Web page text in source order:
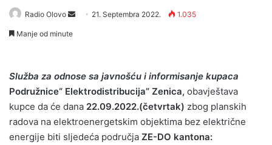
Radio Olovo
Send 21. Septembra 2022. 1.035
Manje od minute
Služba za odnose sa javnošću i informisanje kupaca
Podružnice“ Elektrodistribucija” Zenica, obavještava
kupce da će dana 22.09.2022.(četvrtak) zbog planskih
radova na elektroenergetskim objektima bez električne
energije biti sljedeća područja ZE-DO kantona: